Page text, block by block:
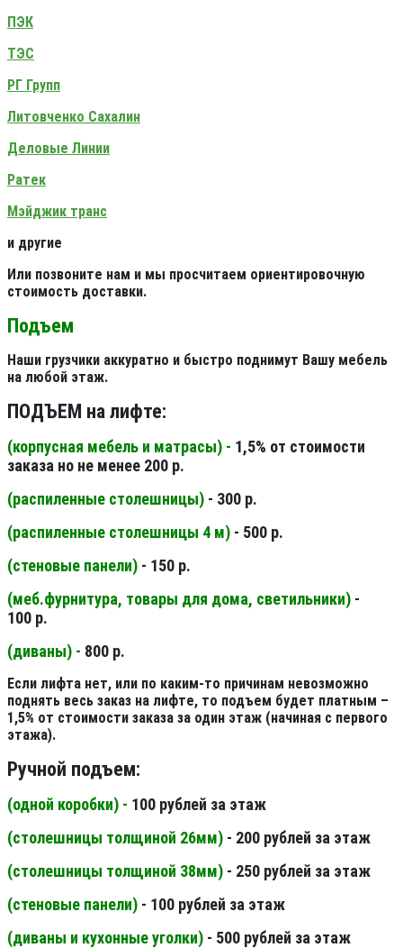
ПЭК
ТЭС
РГ Групп
Литовченко Сахалин
Деловые Линии
Ратек
Мэйджик транс
и другие
Или позвоните нам и мы просчитаем ориентировочную
стоимость доставки.
Подъем
Наши грузчики аккуратно и быстро поднимут Вашу мебель
на любой этаж.
ПОДЪЕМ на лифте:
(корпусная мебель и матрасы) - 1,5% от стоимости
заказа но не менее 200 р.
(распиленные столешницы) - 300 р.
(распиленные столешницы 4 м) - 500 р.
(стеновые панели) - 150 р.
(меб.фурнитура, товары для дома, светильники) -
100 р.
(диваны) - 800 р.
Если лифта нет, или по каким-то причинам невозможно
поднять весь заказ на лифте, то подъем будет платным –
1,5% от стоимости заказа за один этаж (начиная с первого
этажа).
Ручной подъем:
(одной коробки) - 100 рублей за этаж
(столешницы толщиной 26мм) - 200 рублей за этаж
(столешницы толщиной 38мм) - 250 рублей за этаж
(стеновые панели) - 100 рублей за этаж
(диваны и кухонные уголки) - 500 рублей за этаж